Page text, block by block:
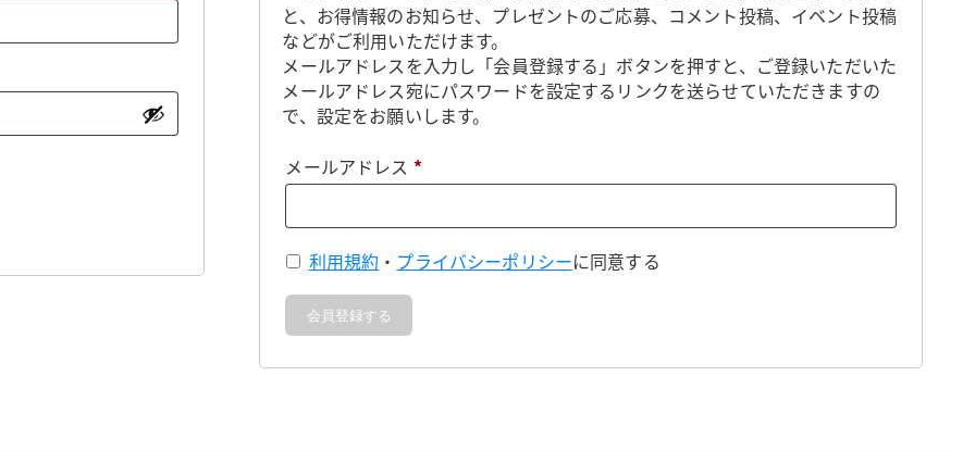
と、お得情報のお知らせ、プレゼントのご応募、コメント投稿、イベント投稿
などがご利用いただけます。
メールアドレスを入力し「会員登録する」ボタンを押すと、ご登録いただいた
メールアドレス宛にパスワードを設定するリンクを送らせていただきますの
で、設定をお願いします。
メールアドレス *必
利用規約 ・ プライバシーポリシーに同意する
会員登録する